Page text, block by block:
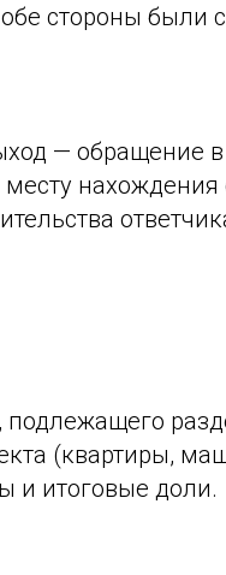
стороны были
— обращение в
нахождения
подлежащего
(квартиры,
и итоговые доли.